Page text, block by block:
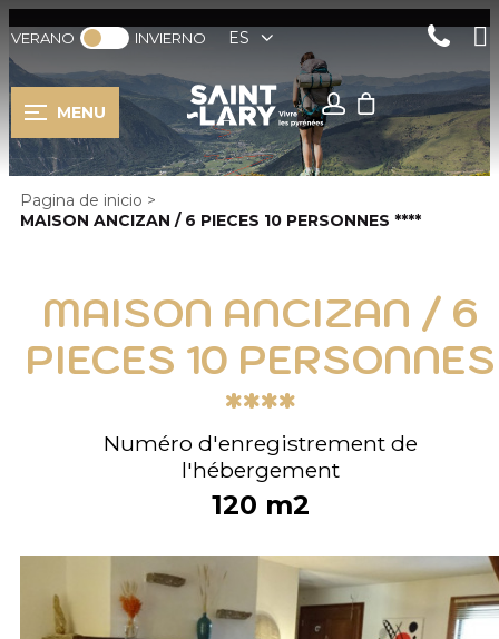
VERANO INVIERNO ES
MENU
Pagina de inicio >
MAISON ANCIZAN / 6 PIECES 10 PERSONNES ****
MAISON ANCIZAN / 6
PIECES 10 PERSONNES
****
Numéro d'enregistrement de
l'hébergement
120 m2